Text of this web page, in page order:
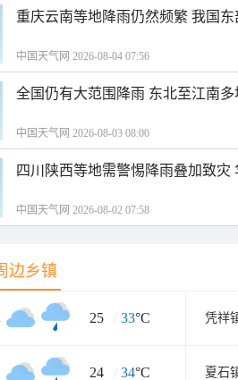
重庆云南等地降雨仍然频繁 我国
中国天气网 2026-08-04 07:56
全国仍有大范围降雨 东北至江南
中国天气网 2026-08-03 08:00
四川陕西等地需警惕降雨叠加致
中国天气网 2026-08-02 07:58
边乡镇
25 / 33°C 凭祥
24 / 34°C 夏石